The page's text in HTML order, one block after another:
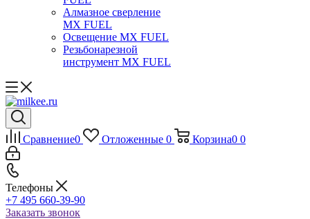
Алмазное сверление
MX FUEL
Освещение MX FUEL
Резьбонарезной
инструмент MX FUEL
Сравнение0 Отложенные 0 Корзина0 0
Телефоны
+7 495 660-39-90
Заказать звонок